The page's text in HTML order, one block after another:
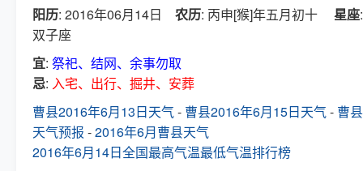
阳历: 2016年06月14日 农历: 丙申[猴]年五月初十 星座:
双子座
宜: 祭祀、结网、余事勿取
忌: 入宅、出行、掘井、安葬
曹县2016年6月13日天气- 曹县2016年6月15日天气- 曹县
天气预报 -2016年6月曹县天气
2016年6月14日全国最高气温最低气温排行榜